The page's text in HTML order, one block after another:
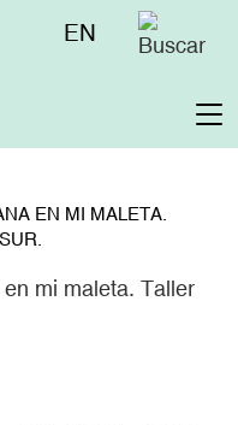
Menú
EN
EN MI MALETA.
mi maleta. Taller